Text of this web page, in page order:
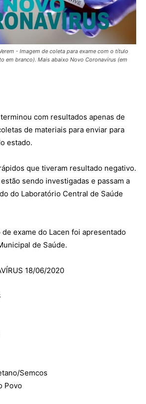
- Imagem de coleta para exame com o título
em branco). Mais abaixo Novo Coronavírus (em
com resultados apenas de
de materiais para enviar para
estado.
que tiveram resultado negativo.
sendo investigadas e passam a
do Laboratório Central de Saúde
exame do Lacen foi apresentado
de Saúde.
18/06/2020
Semcos
Povo